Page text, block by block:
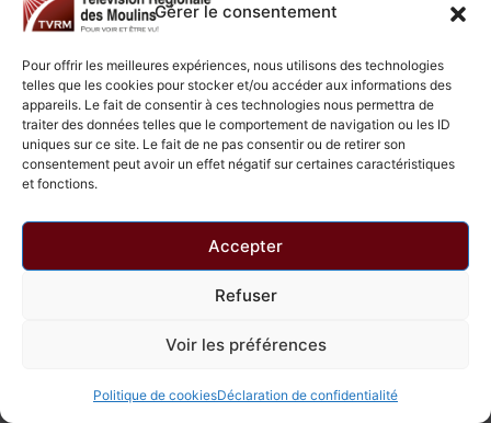
Gérer le consentement
Pour offrir les meilleures expériences, nous utilisons des technologies
telles que les cookies pour stocker et/ou accéder aux informations des
appareils. Le fait de consentir à ces technologies nous permettra de
traiter des données telles que le comportement de navigation ou les ID
uniques sur ce site. Le fait de ne pas consentir ou de retirer son
consentement peut avoir un effet négatif sur certaines caractéristiques
et fonctions.
Accepter
Refuser
Voir les préférences
Politique de cookiesDéclaration de confidentialité
© 2026 - Télévision Régionale des Moulins. Tous droits réservés.